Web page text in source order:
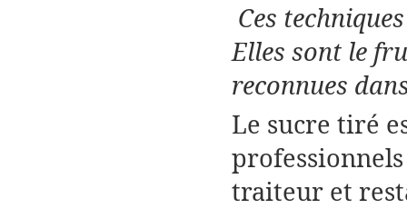
Ces
Elles sont le
reconnues
Le sucre tiré
traiteur et